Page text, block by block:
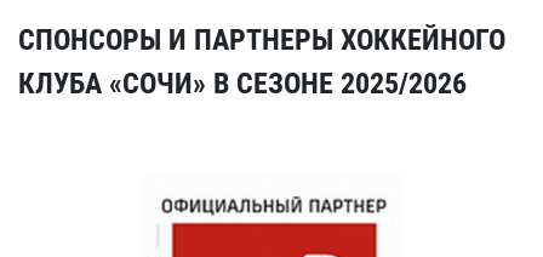
СПОНСОРЫ И ПАРТНЕРЫ ХОККЕЙНОГО
КЛУБА «СОЧИ» В СЕЗОНЕ 2025/2026